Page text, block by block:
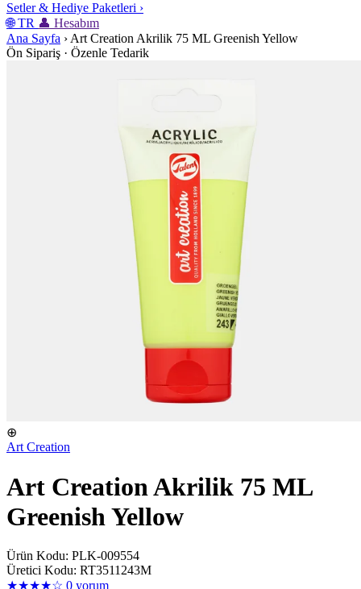
Setler & Hediye Paketleri ›
🌐 TR 👤 Hesabım
Ana Sayfa › Art Creation Akrilik 75 ML Greenish Yellow
Ön Sipariş · Özenle Tedarik
⊕
Art Creation
Art Creation Akrilik 75 ML
Greenish Yellow
Ürün Kodu: PLK-009554
Üretici Kodu: RT3511243M
★★★★☆ 0 yorum